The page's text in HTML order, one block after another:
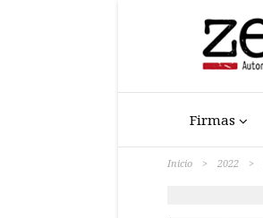
Firmas
Inicio > 2022 >